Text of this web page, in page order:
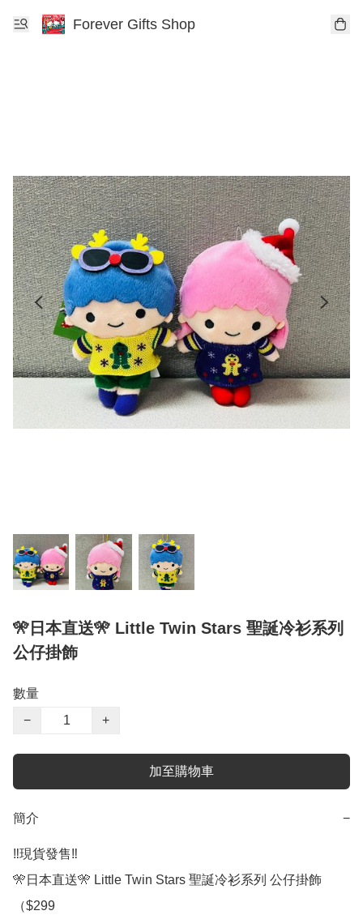
Forever Gifts Shop
🎌日本直送🎌 Little Twin Stars 聖誕冷衫系列
公仔掛飾
數量
−
+
加至購物車
簡介 −
‼️現貨發售‼️
🎌日本直送🎌 Little Twin Stars 聖誕冷衫系列 公仔掛飾
（$299